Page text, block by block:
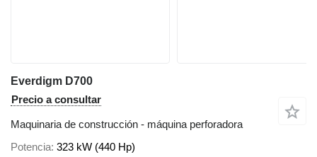
Everdigm D700
Precio a consultar
Maquinaria de construcción - máquina perforadora
Potencia 323 kW (440 Hp)